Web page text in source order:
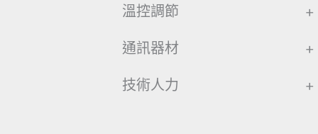
溫控調節 +
通訊器材 +
技術人力 +